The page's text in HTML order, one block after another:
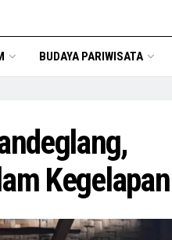
BUDAYA PARIWISATA
Kegelapan